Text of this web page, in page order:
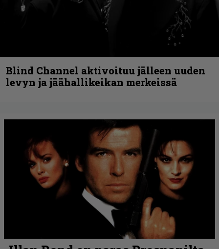
Blind Channel aktivoituu jälleen uuden
levyn ja jäähallikeikan merkeissä